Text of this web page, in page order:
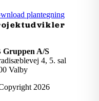
plantegning
Gruppen A/S
4, 5. sal
Valby
2026